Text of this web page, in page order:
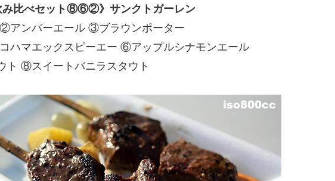
み比べセット⑧⑥②》サンクトガーレン
アンバーエール ③ブラウンポーター
ハマエックスピーエー ⑥アップルシナモンエール
ト ⑧スイートバニラスタウト